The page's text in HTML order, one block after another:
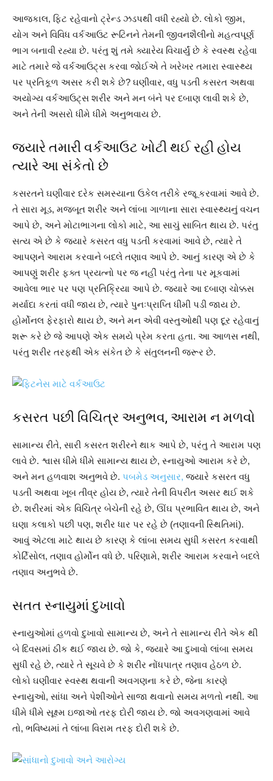
આજકાલ, ફિટ રહેવાનો ટ્રેન્ડ ઝડપથી વધી રહ્યો છે. લોકો જીમ,
યોગ અને વિવિધ વર્કઆઉટ રૂટિનને તેમની જીવનશૈલીનો મહત્વપૂર્ણ
ભાગ બનાવી રહ્યા છે. પરંતુ શું તમે ક્યારેય વિચાર્યું છે કે સ્વસ્થ રહેવા
માટે તમારે જે વર્કઆઉટ્સ કરવા જોઈએ તે ખરેખર તમારા સ્વાસ્થ્ય
પર પ્રતિકૂળ અસર કરી શકે છે? ઘણીવાર, વધુ પડતી કસરત અથવા
અયોગ્ય વર્કઆઉટ્સ શરીર અને મન બંને પર દબાણ લાવી શકે છે,
અને તેની અસરો ધીમે ધીમે અનુભવાય છે.
જ્યારે તમારી વર્કઆઉટ ખોટી થઈ રહી હોય
ત્યારે આ સંકેતો છે
કસરતને ઘણીવાર દરેક સમસ્યાના ઉકેલ તરીકે રજૂ કરવામાં આવે છે.
તે સારા મૂડ, મજબૂત શરીર અને લાંબા ગાળાના સારા સ્વાસ્થ્યનું વચન
આપે છે, અને મોટાભાગના લોકો માટે, આ સાચું સાબિત થાય છે. પરંતુ
સત્ય એ છે કે જ્યારે કસરત વધુ પડતી કરવામાં આવે છે, ત્યારે તે
આપણને આરામ કરવાને બદલે તણાવ આપે છે. આનું કારણ એ છે કે
આપણું શરીર ફક્ત પ્રયત્નો પર જ નહીં પરંતુ તેના પર મૂકવામાં
આવેલા ભાર પર પણ પ્રતિક્રિયા આપે છે. જ્યારે આ દબાણ ચોક્કસ
મર્યાદા કરતાં વધી જાય છે, ત્યારે પુનઃપ્રાપ્તિ ધીમી પડી જાય છે.
હોર્મોનલ ફેરફારો થાય છે, અને મન એવી વસ્તુઓથી પણ દૂર રહેવાનું
શરૂ કરે છે જે આપણે એક સમયે પ્રેમ કરતા હતા. આ આળસ નથી,
પરંતુ શરીર તરફથી એક સંકેત છે કે સંતુલનની જરૂર છે.
કસરત પછી વિચિત્ર અનુભવ, આરામ ન મળવો
સામાન્ય રીતે, સારી કસરત શરીરને થાક આપે છે, પરંતુ તે આરામ પણ
લાવે છે. શ્વાસ ધીમે ધીમે સામાન્ય થાય છે, સ્નાયુઓ આરામ કરે છે,
અને મન હળવાશ અનુભવે છે. પબમેડ અનુસાર, જ્યારે કસરત વધુ
પડતી અથવા ખૂબ તીવ્ર હોય છે, ત્યારે તેની વિપરીત અસર થઈ શકે
છે. શરીરમાં એક વિચિત્ર બેચેની રહે છે, ઊંઘ પ્રભાવિત થાય છે, અને
ઘણા કલાકો પછી પણ, શરીર ધાર પર રહે છે (તણાવની સ્થિતિમાં).
આવું એટલા માટે થાય છે કારણ કે લાંબા સમય સુધી કસરત કરવાથી
કોર્ટિસોલ, તણાવ હોર્મોન વધે છે. પરિણામે, શરીર આરામ કરવાને બદલે
તણાવ અનુભવે છે.
સતત સ્નાયુમાં દુખાવો
સ્નાયુઓમાં હળવો દુખાવો સામાન્ય છે, અને તે સામાન્ય રીતે એક થી
બે દિવસમાં ઠીક થઈ જાય છે. જો કે, જ્યારે આ દુખાવો લાંબા સમય
સુધી રહે છે, ત્યારે તે સૂચવે છે કે શરીર નોંધપાત્ર તણાવ હેઠળ છે.
લોકો ઘણીવાર સ્વસ્થ થવાની અવગણના કરે છે, જેના કારણે
સ્નાયુઓ, સાંધા અને પેશીઓને સાજા થવાનો સમય મળતો નથી. આ
ધીમે ધીમે સૂક્ષ્મ ઇજાઓ તરફ દોરી જાય છે. જો અવગણવામાં આવે
તો, ભવિષ્યમાં તે લાંબા વિરામ તરફ દોરી શકે છે.